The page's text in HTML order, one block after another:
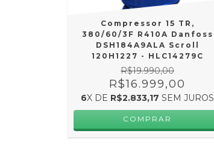
Compressor 15 TR,
380/60/3F R410A Danfoss
DSH184A9ALA Scroll
120H1227 - HLC14279C
R$19.990,00
R$16.999,00
6X DE R$2.833,17 SEM JUROS